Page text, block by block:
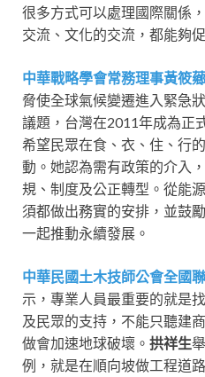
很多方式可以處理國際關係
交流、文化的交流，都能夠
中華戰略學會常務理事黃筱薌
脅使全球氣候變遷進入緊急
議題，台灣在2011年成為正
希望民眾在食、衣、住、行
動。她認為需有政策的介入
規、制度及公正轉型。從能
須都做出務實的安排，並鼓
一起推動永續發展。
中華民國土木技師公會全國
示，專業人員最重要的就是
及民眾的支持，不能只聽建
做會加速地球破壞。 拱祥生
例，就是在順向坡做工程道